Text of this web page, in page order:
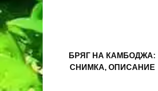
БРЯГ НА КАМБОДЖА:
СНИМКА, ОПИСАНИЕ